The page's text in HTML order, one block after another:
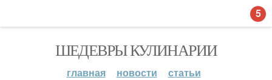
ШЕДЕВРЫ КУЛИНАРИИ
главная новости статьи
5